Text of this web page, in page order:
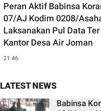
Peran Aktif Babinsa
07/AJ Kodim 0208/
Laksanakan Pul Data Ter
Kantor Desa Air Joman
21:46
LATEST NEWS
Babinsa